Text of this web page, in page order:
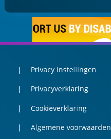
Privacy instellingen
Privacyverklaring
Cookieverklaring
Algemene voorwaarden